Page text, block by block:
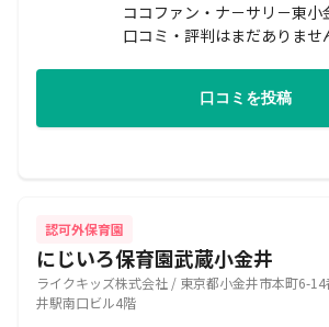
ココファン・ナ－サリ－東小
口コミ・評判はまだありませ
口コミを投稿
認可外保育園
にじいろ保育園武蔵小金井
ライクキッズ株式会社 / 東京都小金井市本町6-
井駅南口ビル4階